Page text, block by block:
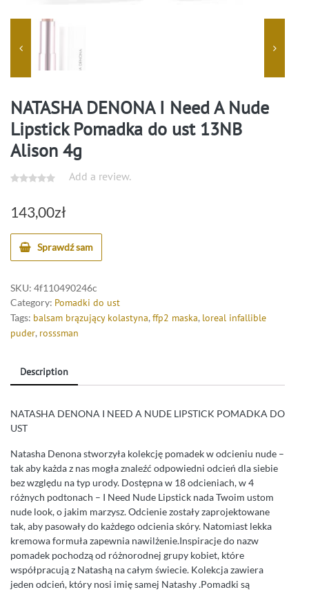
NATASHA DENONA I Need A Nude
Lipstick Pomadka do ust 13NB
Alison 4g
Add a review.
143,00zł
Sprawdź sam
SKU: 4f110490246c
Category: Pomadki do ust
Tags: balsam brązujący kolastyna,ffp2 maska, loreal infallible
puder, rosssman
Description
NATASHA DENONA I NEED A NUDE LIPSTICK POMADKA DO
UST
Natasha Denona stworzyła kolekcję pomadek w odcieniu nude –
tak aby każda z nas mogła znaleźć odpowiedni odcień dla siebie
bez względu na typ urody. Dostępna w 18 odcieniach, w 4
różnych podtonach – I Need Nude Lipstick nada Twoim ustom
nude look, o jakim marzysz. Odcienie zostały zaprojektowane
tak, aby pasowały do każdego odcienia skóry. Natomiast lekka
kremowa formuła zapewnia nawilżenie.Inspiracje do nazw
pomadek pochodzą od różnorodnej grupy kobiet, które
współpracują z Natashą na całym świecie. Kolekcja zawiera
jeden odcień, który nosi imię samej Natashy .Pomadki są